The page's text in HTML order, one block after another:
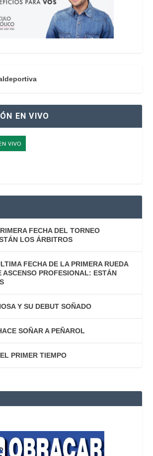
EN VIVO
FECHA DEL TORNEO
LOS ÁRBITROS
FECHA DE LA PRIMERA RUEDA
ASCENSO PROFESIONAL: ESTÁN
Y SU DEBUT SOÑADO
SOÑAR A PEÑAROL
PRIMER TIEMPO